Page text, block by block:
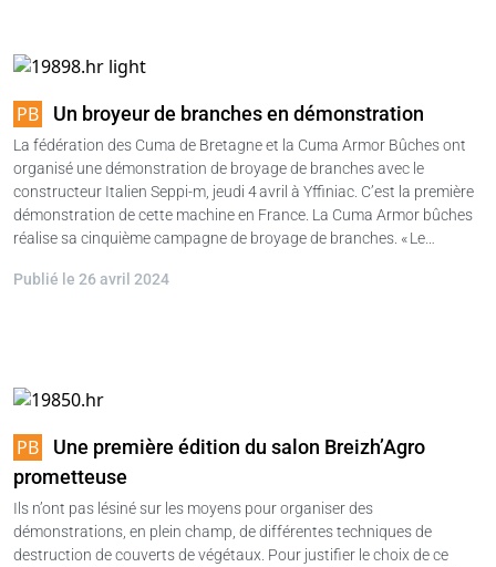
Un broyeur de branches en démonstration
La fédération des Cuma de Bretagne et la Cuma Armor Bûches ont
organisé une démonstration de broyage de branches avec le
constructeur Italien Seppi-m, jeudi 4 avril à Yffiniac. C’est la première
démonstration de cette machine en France. La Cuma Armor bûches
réalise sa cinquième campagne de broyage de branches. « Le…
Publié le 26 avril 2024
Une première édition du salon Breizh’Agro
prometteuse
Ils n’ont pas lésiné sur les moyens pour organiser des
démonstrations, en plein champ, de différentes techniques de
destruction de couverts de végétaux. Pour justifier le choix de ce